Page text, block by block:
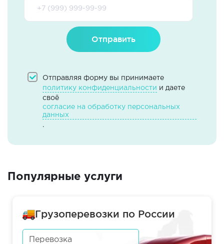
Отправить
Отправляя форму вы принимаете
политику конфиденциальности и даете
своё
согласие на обработку персональных
данных
.
Популярные услуги
Грузоперевозки по России
Перевозка